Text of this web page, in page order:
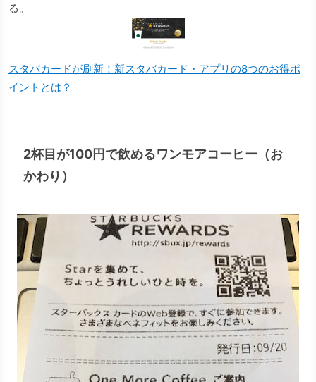
る。
スタバカードが刷新！新スタバカード・アプリの8つのお得ポ
イントとは？
2杯目が100円で飲めるワンモアコーヒー（お
かわり）